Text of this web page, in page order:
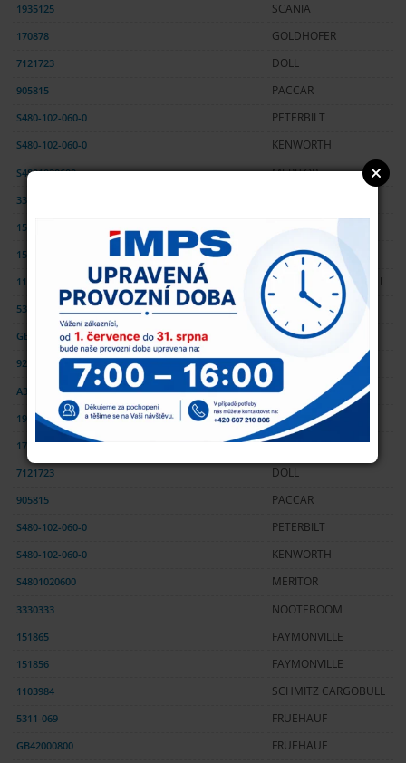
1935125 SCANIA
170878 GOLDHOFER
7121723 DOLL
905815 PACCAR
S480-102-060-0 PETERBILT
S480-102-060-0 KENWORTH
S4801020600 MERITOR
3330333
151865
151856 FAYMONVILLE
1103984 SCHMITZ CARGOBULL
5311-069 FRUEHAUF
GB42000800 FRUEHAUF
924301-00109 NIPPON TREX
A3000JC15900 NIPPON SHARYO
1935125 SCANIA
170878 GOLDHOFER
7121723 DOLL
905815 PACCAR
S480-102-060-0 PETERBILT
S480-102-060-0 KENWORTH
S4801020600 MERITOR
3330333 NOOTEBOOM
151865 FAYMONVILLE
151856 FAYMONVILLE
1103984 SCHMITZ CARGOBULL
5311-069 FRUEHAUF
GB42000800 FRUEHAUF